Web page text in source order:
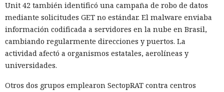
números, cuentas, grabaciones de llamadas y comunicar de
inmediato la información a la policía local.
Unit 42 también identificó una campaña de robo de datos
mediante solicitudes GET no estándar. El malware enviaba
información codificada a servidores en la nube en Brasil,
cambiando regularmente direcciones y puertos. La
actividad afectó a organismos estatales, aerolíneas y
universidades.
Otros dos grupos emplearon SectopRAT contra centros